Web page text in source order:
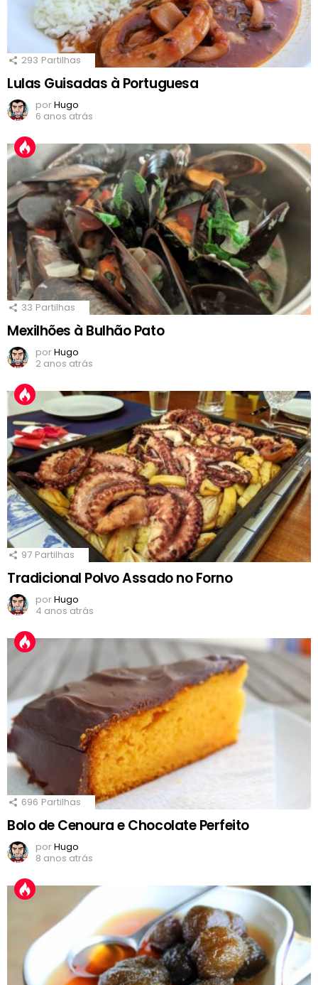
293 Partilhas
Lulas Guisadas à Portuguesa
porHugo
6 anos atrás
33 Partilhas
Mexilhões à Bulhão Pato
porHugo
2 anos atrás
97 Partilhas
Tradicional Polvo Assado no Forno
porHugo
4 anos atrás
696 Partilhas
Bolo de Cenoura e Chocolate Perfeito
porHugo
8 anos atrás